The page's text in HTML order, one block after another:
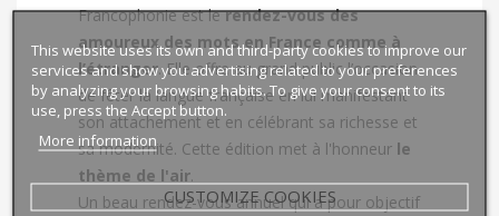
Francophonieest lerendez-vous des
amoureux des mots en France comme à
l’étranger. Elle offre au grand public l’occasion
de fêter la langue française en lui manifestant
son attachement et en célébrant sa richesse et
sa modernité. Cette édition met à l'honneur le
thème de l'air.
Un beau rendez-vous annuel qui a pour objectif
This website uses its own and third-party cookies to improve our
services and show you advertising related to your preferences
by analyzing your browsing habits. To give your consent to its
use, press the Accept button.
More information
CUSTOMIZE COOKIES